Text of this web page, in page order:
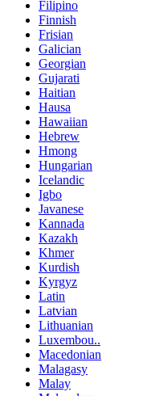
Filipino
Finnish
Frisian
Galician
Georgian
Gujarati
Haitian
Hausa
Hawaiian
Hebrew
Hmong
Hungarian
Icelandic
Igbo
Javanese
Kannada
Kazakh
Khmer
Kurdish
Kyrgyz
Latin
Latvian
Lithuanian
Luxembou..
Macedonian
Malagasy
Malay